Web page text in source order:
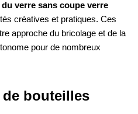
verre sans coupe verre
créatives et pratiques. Ces
approche du bricolage et de la
pour de nombreux
de bouteilles